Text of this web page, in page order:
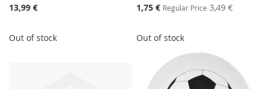
13,99 €
Out of stock
Special
1,75 € Regular Price 3,49 €
Out of stock